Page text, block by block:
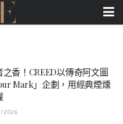
香！CREED以傳奇阿文圖
Mark」企劃，用經典煙燻
2026